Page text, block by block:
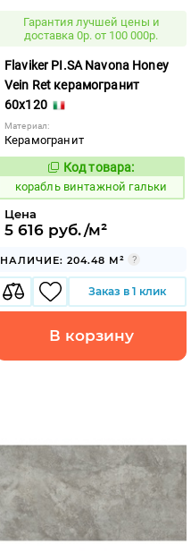
Гарантия лучшей цены и
доставка 0р. от 100 000р.
Flaviker PI.SA Navona Honey
Vein Ret керамогранит
60x120
Материал:
Керамогранит
767515
Код товара:
корабль винтажной гальки
Цена
5 616 руб./м²
НАЛИЧИЕ: 204.48 М²
Заказ в 1 клик
В корзину